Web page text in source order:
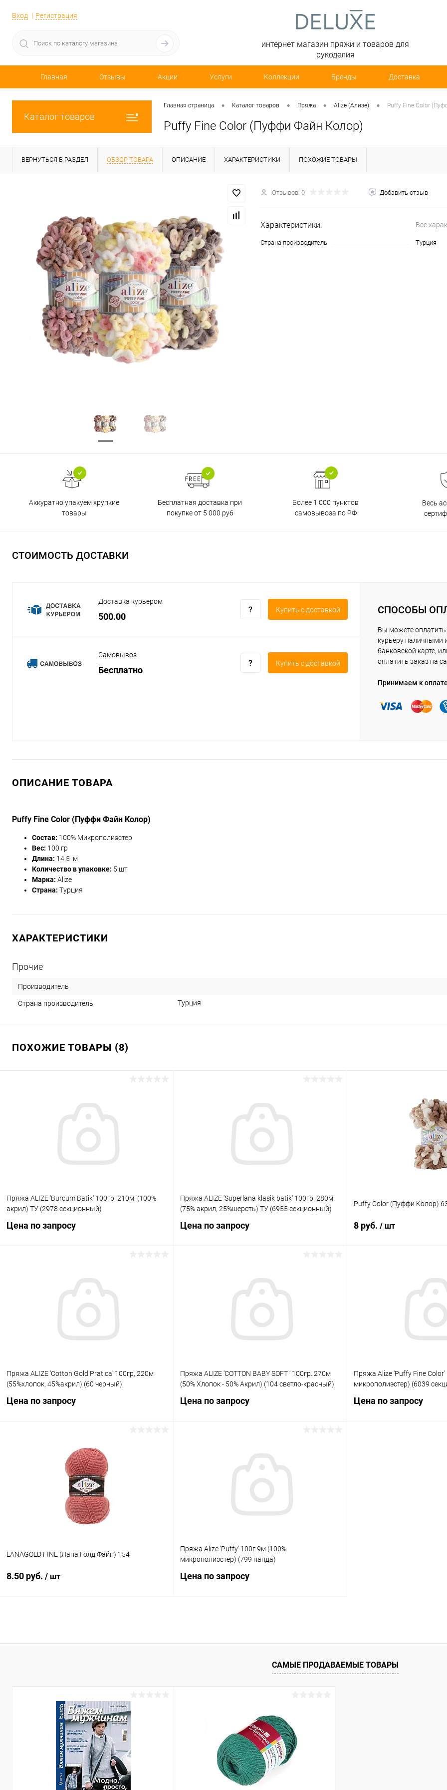
Вход Регистрация
интернет магазин пряжи и товаров для
рукоделия
Главная Отзывы Акции Услуги Коллекции Бренды Доставка
Каталог товаров
Главная страница • Каталог товаров • Пряжа • Alize (Ализе) • Puffy Fine Color
Puffy Fine Color (Пуффи Файн Колор)
ВЕРНУТЬСЯ В РАЗДЕЛ ОБЗОР ТОВАРА ОПИСАНИЕ ХАРАКТЕРИСТИКИ ПОХОЖИЕ ТОВАРЫ
Отзывов: 0 Добавить отзыв
Характеристики: Все
Страна производитель Турция
Аккуратно упакуем хрупкие
товары
Бесплатная доставка при
покупке от 5 000 руб
Более 1 000 пунктов
самовывоза по РФ
Весь
СТОИМОСТЬ ДОСТАВКИ
Доставка курьером
500.00
Купить c доставкой
Самовывоз
Бесплатно
Купить c доставкой
СПОСОБЫ
Вы можете оплатить
курьеру наличными
банковской карте,
оплатить заказ на
Принимаем к
ОПИСАНИЕ ТОВАРА
Puffy Fine Color (Пуффи Файн Колор)
Состав: 100% Микрополиэстер
Вес: 100 гр
Длина: 14.5 м
Количество в упаковке: 5 шт
Марка: Alize
Страна: Турция
ХАРАКТЕРИСТИКИ
Прочие
Производитель
Страна производитель Турция
ПОХОЖИЕ ТОВАРЫ (8)
Пряжа ALIZE 'Burcum Batik' 100гр. 210м. (100%
акрил) ТУ (2978 секционный)
Цена по запросу
Пряжа ALIZE 'Superlana klasik batik' 100гр. 280м.
(75% акрил, 25%шерсть) ТУ (6955 секционный)
Цена по запросу
Puffy Сolor (Пуффи Колор)
8 руб. / шт
Пряжа ALIZE 'Cotton Gold Pratica' 100гр, 220м
(55%хлопок, 45%акрил) (60 черный)
Цена по запросу
Сравнение
Пряжа ALIZE 'COTTON BABY SOFT ' 100гр. 270м
(50% Хлопок - 50% Акрил) (104 светло-красный)
Цена по запросу
Пряжа Alize 'Puffy Fine Color'
микрополиэстер) (6039
Цена по запросу
LANAGOLD FINE (Лана Голд Файн) 154
8.50 руб. / шт
Купить в 1 клик Сравнение
Пряжа Alize 'Puffy' 100г 9м (100%
микрополиэстер) (799 панда)
Цена по запросу
Купить в 1 клик Сравнение
САМЫЕ ПРОДАВАЕМЫЕ ТОВАРЫ